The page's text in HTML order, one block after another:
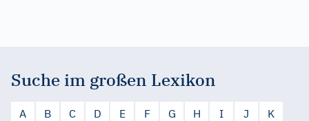
Suche im großen Lexikon
A B C D E F G H I J
K